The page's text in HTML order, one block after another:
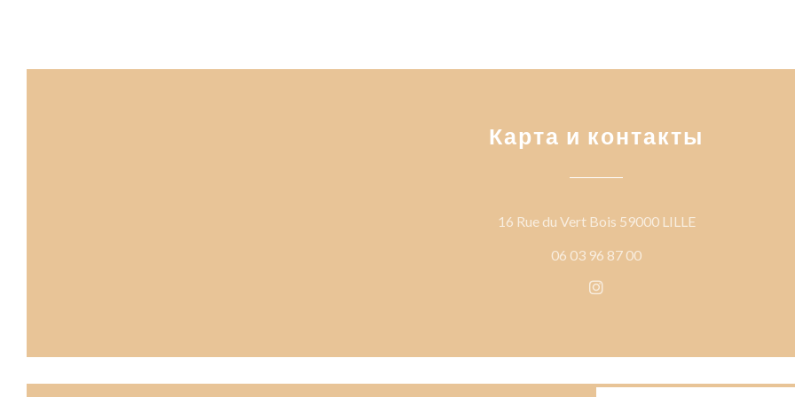
Карта и контакты
16 Rue du Vert Bois 59000 LILLE((открывается
06 03 96 87 00
Instagram ((открывается в